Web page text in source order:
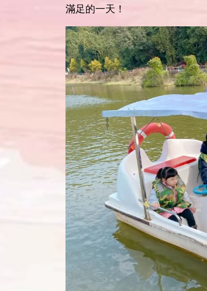
滿足的一天！